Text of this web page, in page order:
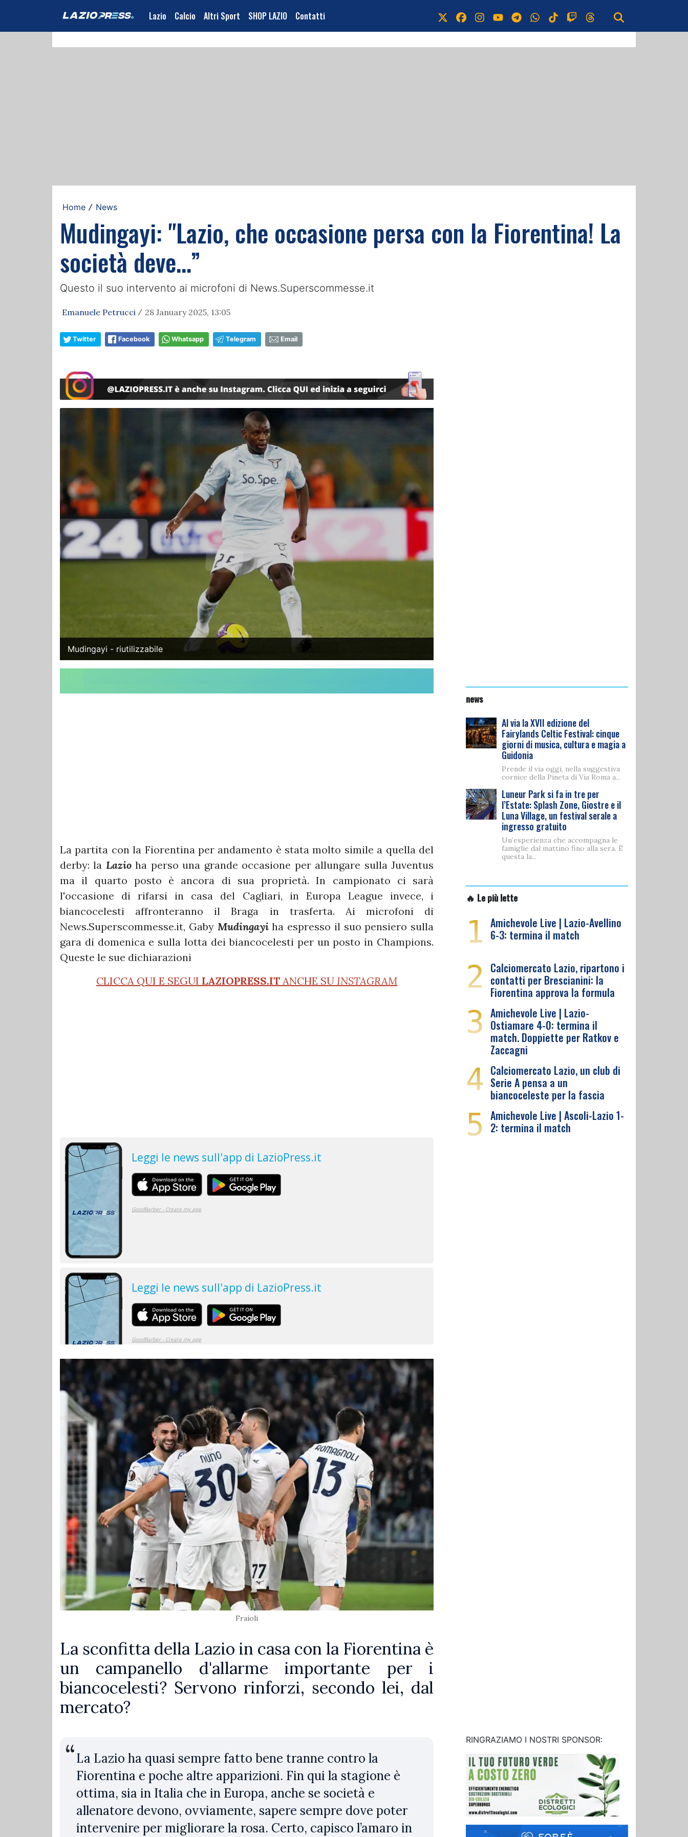
Lazio Calcio Altri Sport SHOP LAZIO Contatti
Home / News
Mudingayi: "Lazio, che occasione persa con la Fiorentina! La
società deve…”
Questo il suo intervento ai microfoni di News.Superscommesse.it
Emanuele Petrucci / 28 January 2025, 13:05
Twitter Facebook Whatsapp Telegram Email
Mudingayi - riutilizzabile
La partita con la Fiorentina per andamento è stata molto simile a quella del
derby: la Lazioha perso una grande occasione per allungare sulla Juventus
ma il quarto posto è ancora di sua proprietà. In campionato ci sarà
l'occasione di rifarsi in casa del Cagliari, in Europa League invece, i
biancocelesti affronteranno il Braga in trasferta. Ai microfoni di
News.Superscommesse.it, GabyMudingayiha espresso il suo pensiero sulla
gara di domenica e sulla lotta dei biancocelesti per un posto in Champions.
Queste le sue dichiarazioni
CLICCA QUI E SEGUI LAZIOPRESS.IT ANCHE SU INSTAGRAM
Fraioli
La sconfitta della Lazio in casa con la Fiorentina è
un campanello d'allarme importante per i
biancocelesti? Servono rinforzi, secondo lei, dal
mercato?
La Lazio ha quasi sempre fatto bene tranne contro la
Fiorentina e poche altre apparizioni. Fin qui la stagione è
ottima, sia in Italia che in Europa, anche se società e
allenatore devono, ovviamente, sapere sempre dove poter
intervenire per migliorare la rosa. Certo, capisco l’amaro in
news
Al via la XVII edizione del
Fairylands Celtic Festival: cinque
giorni di musica, cultura e magia a
Guidonia
Prende il via oggi, nella suggestiva
cornice della Pineta di Via Roma a...
Luneur Park si fa in tre per
l’Estate: Splash Zone, Giostre e il
Luna Village, un festival serale a
ingresso gratuito
Un’esperienza che accompagna le
famiglie dal mattino fino alla sera. È
questa la...
🔥 Le più lette
1 Amichevole Live | Lazio-Avellino
6-3: termina il match
2 Calciomercato Lazio, ripartono i
contatti per Brescianini: la
Fiorentina approva la formula
3 Amichevole Live | Lazio-
Ostiamare 4-0: termina il
match. Doppiette per Ratkov e
Zaccagni
4 Calciomercato Lazio, un club di
Serie A pensa a un
biancoceleste per la fascia
5 Amichevole Live | Ascoli-Lazio 1-
2: termina il match
RINGRAZIAMO I NOSTRI SPONSOR: